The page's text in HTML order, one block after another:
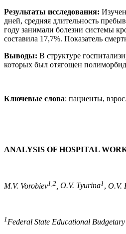
Результаты исследования:
дней, средняя длительность
году занимали болезни системы
составила 17,7%. Показатель
Выводы: В структуре
которых был отягощен
Ключевые слова: пациенты,
ANALYSIS OF HOSPITAL
M.V. Vorobiev1,2 O.V. Tyurina1 , O.V.
1 Federal State Educational